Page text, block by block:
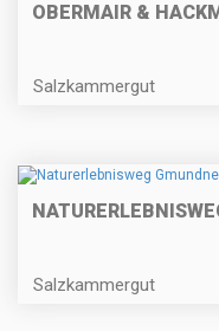
OBERMAIR &
Salzkammergut
Salzkammergut